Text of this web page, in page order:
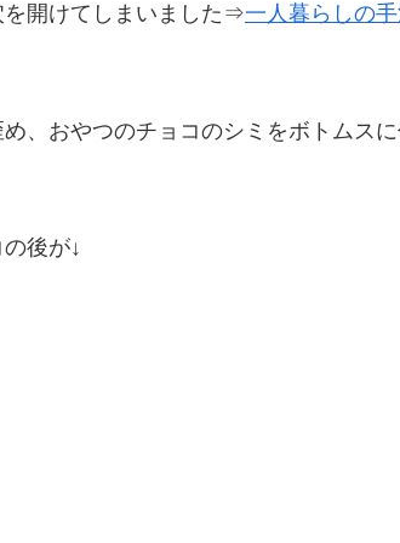
を開けてしまいました⇒一人暮らしの
、おやつのチョコのシミをボトムス
後が↓